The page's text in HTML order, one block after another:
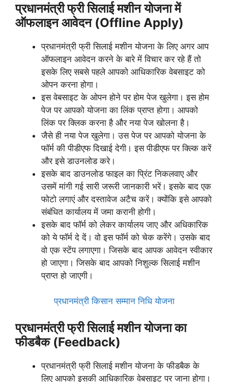
प्रधानमंत्री फ्री सिलाई मशीन योजना में
ऑफलाइन आवेदन (Offline Apply)
प्रधानमंत्री फ्री सिलाई मशीन योजना के लिए अगर आप
ऑफलाइन आवेदन करने के बारे में विचार कर रहे हैं तो
इसके लिए सबसे पहले आपको आधिकारिक वेबसाइट को
ओपन करना होगा।
इस वेबसाइट के ओपन होने पर होम पेज खुलेगा। इस होम
पेज पर आपको योजना का लिंक प्राप्त होगा। आपको
लिंक पर क्लिक करना है और नया पेज खोलना है।
जैसे ही नया पेज खुलेगा। उस पेज पर आपको योजना के
फॉर्म की पीडीएफ दिखाई देगी। इस पीडीएफ पर क्ल्कि करें
और इसे डाउनलोड करे।
इसके बाद डाउनलोड फाइल का प्रिंट निकलवाए और
उसमें मांगी गई सारी जरूरी जानकारी भरें। इसके बाद एक
फोटो लगाएं और दस्तावेज अटैच करें। क्योंकि इसे आपको
संबंधित कार्यालय में जमा करानी होगी।
इसके बाद फॉर्म को लेकर कार्यालय जाए और अधिकारिक
को ये फॉर्म दे दें। वो इस फॉर्म को चेक करेंगे। उसके बाद
वो एक स्टेंप लगाएगा। जिसके बाद आपक आवेदन स्वीकार
हो जाएगा। जिसके बाद आपको निशुल्क सिलाई मशीन
प्राप्त हो जाएगी।
प्रधानमंत्री किसान सम्मान निधि योजना
प्रधानमंत्री फ्री सिलाई मशीन योजना का
फीडबैक (Feedback)
प्रधानमंत्री फ्री सिलाई मशीन योजना के फीडबैक के
लिए आपको इसकी आधिकारिक वेबसाइट पर जाना होगा।